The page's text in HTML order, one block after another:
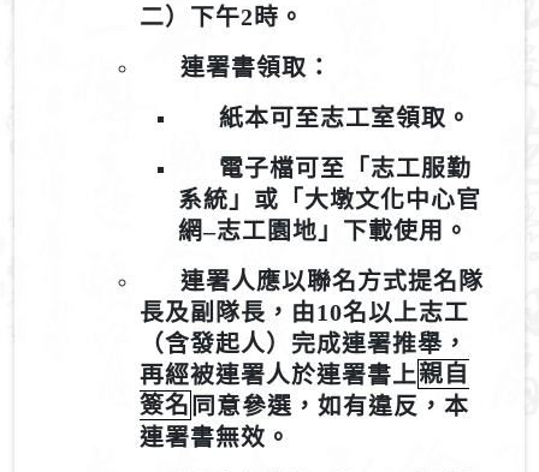
二）下午2時。
連署書領取：
紙本可至志工室領取。
電子檔可至「志工服勤
系統」或「大墩文化中心官
網–志工園地」下載使用。
連署人應以聯名方式提名隊
長及副隊長，由10名以上志工
（含發起人）完成連署推舉，
再經被連署人於連署書上親自
簽名 同意參選，如有違反，本
連署書無效。